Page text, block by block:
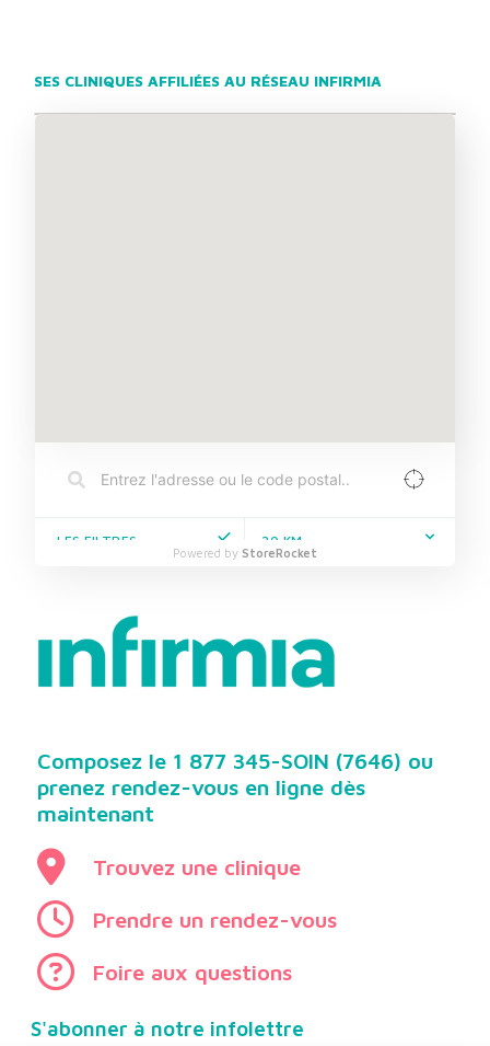
SES CLINIQUES AFFILIÉES AU RÉSEAU INFIRMIA
LES FILTRES 20 KM
Powered by StoreRocket
Composez le 1 877 345-SOIN (7646) ou
prenez rendez-vous en ligne dès
maintenant
Trouvez une clinique
Prendre un rendez-vous
Foire aux questions
S'abonner à notre infolettre